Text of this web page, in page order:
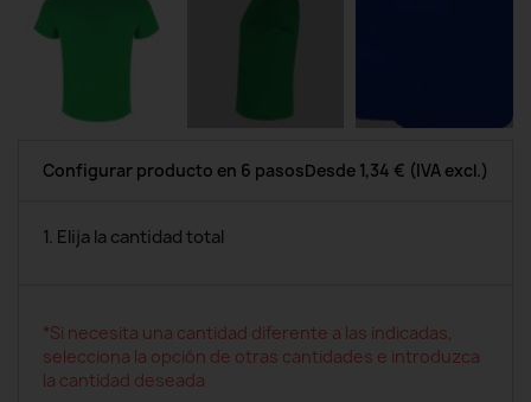
Configurar producto en 6 pasosDesde 1,34 € (IVA excl.)
1. Elija la cantidad total
*Si necesita una cantidad diferente a las indicadas,
selecciona la opción de otras cantidades e introduzca
la cantidad deseada